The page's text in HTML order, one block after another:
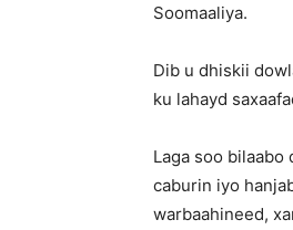
Soomaaliya.
Dib u dhiskii
ku lahayd
Laga soo bilaabo
caburin iyo
warbaahineed,